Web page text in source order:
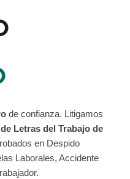
de confianza. Litigamos
Letras del Trabajo de
en Despido
Laborales, Accidente